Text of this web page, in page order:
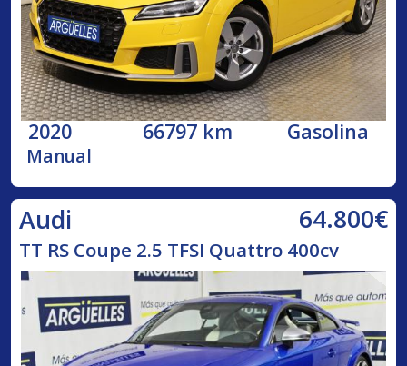
2020 66797 km Gasolina
Manual
Audi 64.800€
TT RS Coupe 2.5 TFSI Quattro 400cv